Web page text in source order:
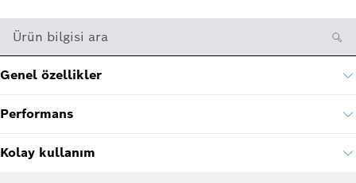
Ürün bilgisi ara
Genel özellikler
Performans
Kolay kullanım